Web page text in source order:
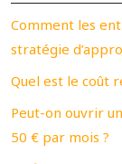
Comment les
stratégie
Quel est le coût
Peut-on ouvrir
50 € par mois ?